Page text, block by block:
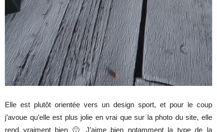
Elle est plutôt orientée vers un design sport, et pour le coup
j’avoue qu’elle est plus jolie en vrai que sur la photo du site, elle
rend vraiment bien 🙂 J’aime bien notamment la type de la